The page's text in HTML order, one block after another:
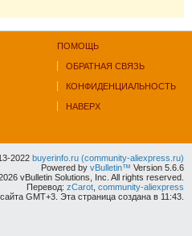
ПОМОЩЬ
ОБРАТНАЯ СВЯЗЬ
КОНФИДЕНЦИАЛЬНОСТЬ
НАВЕРХ
2022 buyerinfo.ru (community-aliexpress.ru)
Powered by vBulletin™ Version 5.6.6
vBulletin Solutions, Inc. All rights reserved.
Перевод: zCarot community-aliexpress
GMT+3. Эта страница создана в 11:43.